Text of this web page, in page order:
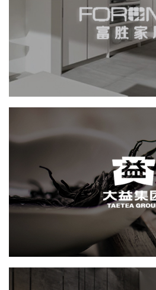
网页设计
大益
网页设计 电商网站
IT平台整体解